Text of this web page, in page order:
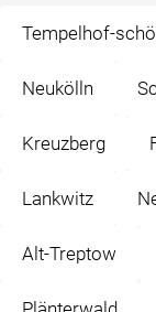
Tempelhof-
Neukölln
Kreuzberg
Lankwitz
Alt-Treptow